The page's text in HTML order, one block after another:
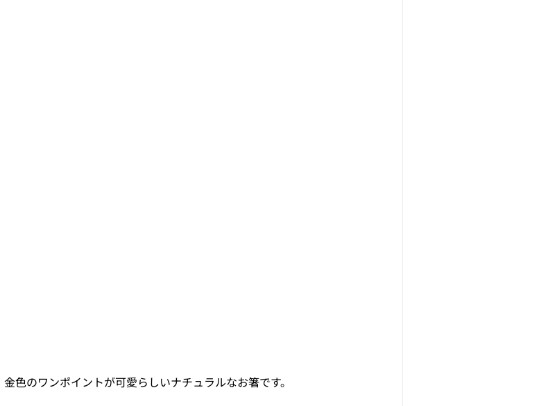
色のワンポイントが可愛らしいナチュラルなお箸です。